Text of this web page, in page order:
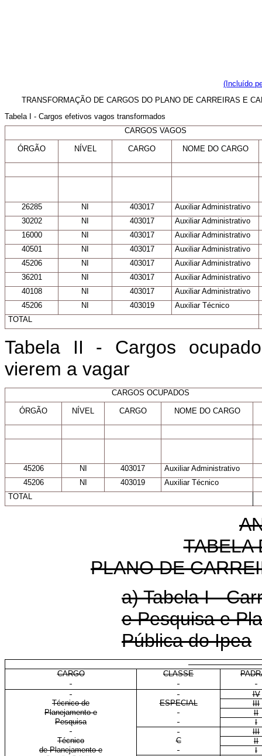
(Incluído
TRANSFORMAÇÃO DE CARGOS DO PLANO DE CARREIRAS E
Tabela I - Cargos efetivos vagos transformados
CARGOS VAGOS
ÓRGÃO NÍVEL CARGO NOME DO CARGO
26285 NI 403017
Auxiliar Administrativo
30202
NI 403017
Auxiliar Administrativo
16000
NI 403017
Auxiliar Administrativo
40501
NI 403017
Auxiliar Administrativo
45206
NI 403017
Auxiliar Administrativo
36201
NI 403017
Auxiliar Administrativo
40108
NI 403017
Auxiliar Administrativo
45206
NI 403019
Auxiliar Técnico
TOTAL
Tabela II - Cargos
vierem a vagar
CARGOS OCUPADOS
ÓRGÃO NÍVEL CARGO NOME DO CARGO
45206 NI 403017
Auxiliar Administrativo
45206
NI 403019
Auxiliar Técnico
TOTAL
TABELA
PLANO DE
a) Tabela I -
e Pesquisa e
Pública do Ipea
CARGO
CLASSE
IV
Técnico de
ESPECIAL
III
Planejamento e
II
Pesquisa
I
III
Técnico
C
II
de Planejamento e
I